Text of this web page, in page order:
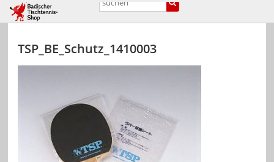
TSP_BE_Schutz_1410003